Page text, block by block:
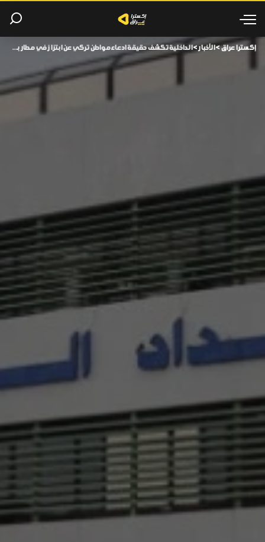
إكسترا عراق>الأخبار>الداخلية تكشف حقيقة ادعاء مواطن تركي عن ابتزاز في مطار بغداد.